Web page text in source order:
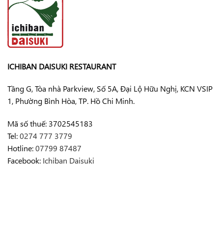
ICHIBAN DAISUKI RESTAURANT
Tầng G, Tòa nhà Parkview, Số 5A, Đại Lộ Hữu Nghị, KCN VSIP
1, Phường Bình Hòa, TP. Hồ Chi Minh.
Mã số thuế: 3702545183
Tel:0274 777 3779
Hotline:07799 87487
Facebook: Ichiban Daisuki